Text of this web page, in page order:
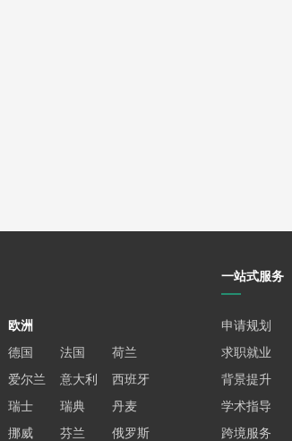
欧洲
德国
法国
荷兰
爱尔兰
意大利
西班牙
瑞士
瑞典
丹麦
挪威
芬兰 俄罗斯
一站式服务
申请规划
求职就业
背景提升
学术指导
跨境服务